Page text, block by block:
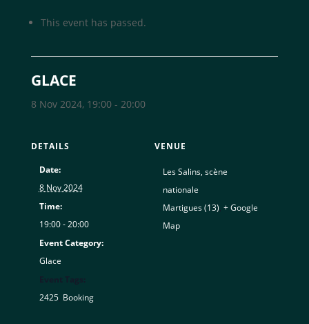
This event has passed.
GLACE
8 Nov 2024, 19:00- 20:00
DETAILS
Date:
8 Nov 2024
Time:
19:00 - 20:00
Event Category:
Glace
2425, Booking
VENUE
Les Salins, scène
nationale
Martigues (13) + Google
Map